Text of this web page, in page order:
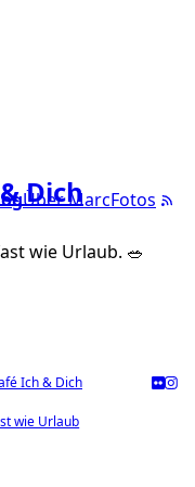
Über MarcFotos
Dich
wie Urlaub. 🥗
Ich & Dich
wie Urlaub